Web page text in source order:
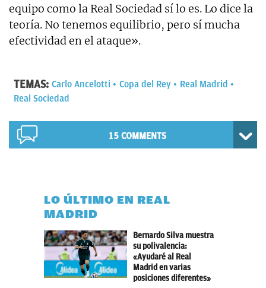
equipo como la Real Sociedad sí lo es. Lo dice la
teoría. No tenemos equilibrio, pero sí mucha
efectividad en el ataque».
TEMAS: Carlo Ancelotti Copa del Rey
Real Madrid
Real Sociedad
15 COMMENTS
LO ÚLTIMO EN REAL
MADRID
Bernardo Silva muestra
su polivalencia:
«Ayudaré al Real
Madrid en varias
posiciones diferentes»